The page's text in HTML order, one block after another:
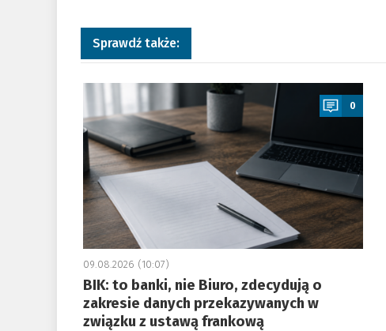
Sprawdź także:
a
0
09.08.2026 (10:07)
BIK: to banki, nie Biuro, zdecydują o
zakresie danych przekazywanych w
związku z ustawą frankową